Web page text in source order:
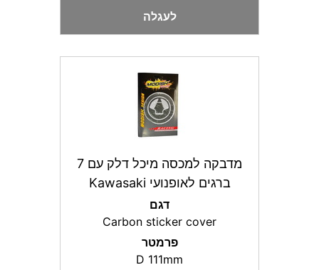
לעגלה
מדבקה למכסה מיכל דלק עם 7
ברגים לאופנועי Kawasaki
דגם
Carbon sticker cover
פרמטר